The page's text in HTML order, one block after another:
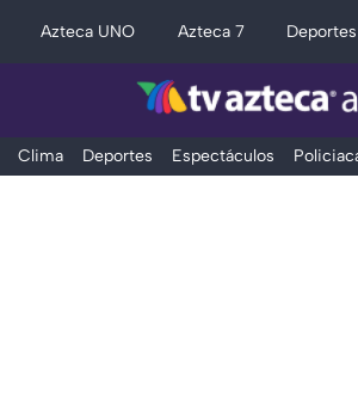
Azteca UNO Azteca 7 Deportes
Clima Deportes Espectáculos